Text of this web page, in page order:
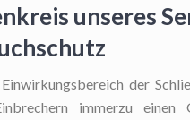
unseres
der
immerzu einen